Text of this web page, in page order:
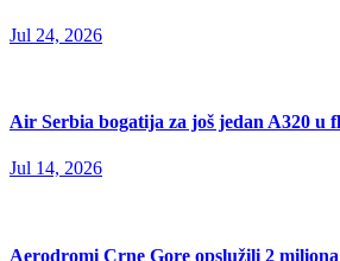
Jul 24, 2026
Air Serbia bogatija za još jedan A320 u
Jul 14, 2026
Aerodromi Crne Gore opslužili 2